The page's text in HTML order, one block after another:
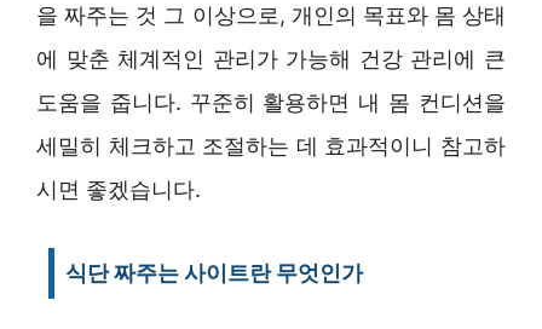
을 짜주는 것 그 이상으로, 개인의 목표와 몸 상태
에 맞춘 체계적인 관리가 가능해 건강 관리에 큰
도움을 줍니다. 꾸준히 활용하면 내 몸 컨디션을
세밀히 체크하고 조절하는 데 효과적이니 참고하
시면 좋겠습니다.
식단 짜주는 사이트란 무엇인가